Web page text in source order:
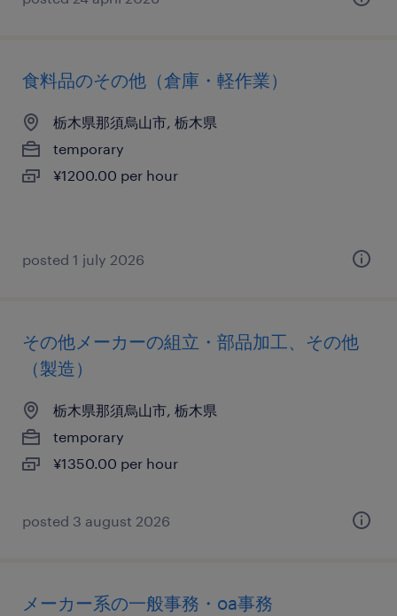
食料品のその他（倉庫・軽作業）
栃木県那須烏山市, 栃木県
temporary
¥1200.00 per hour
posted 1 july 2026
その他メーカーの組立・部品加工、その他
（製造）
栃木県那須烏山市, 栃木県
temporary
¥1350.00 per hour
posted 3 august 2026
メーカー系の一般事務・oa事務